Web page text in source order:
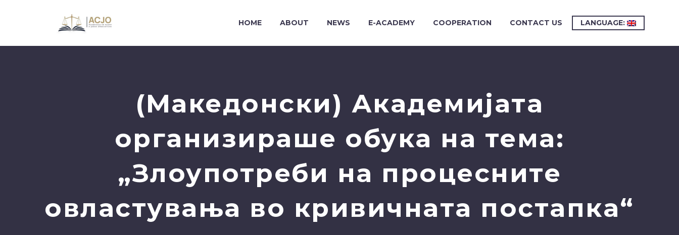
HOME ABOUT NEWS E-ACADEMY COOPERATION CONTACT US LANGUAGE:
(Македонски) Академијата
организираше обука на тема:
„Злоупотреби на процесните
овластувања во кривичната постапка“